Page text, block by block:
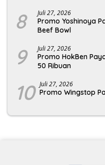
8 Juli 27, 2026
Promo Yoshinoya
Beef Bowl
9 Juli 27, 2026
Promo HokBen
50 Ribuan
10 Juli 27, 2026
Promo Wingstop